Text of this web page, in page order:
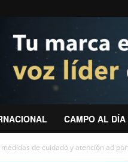
CAMPO AL DÍA
de cuidado y atención ad